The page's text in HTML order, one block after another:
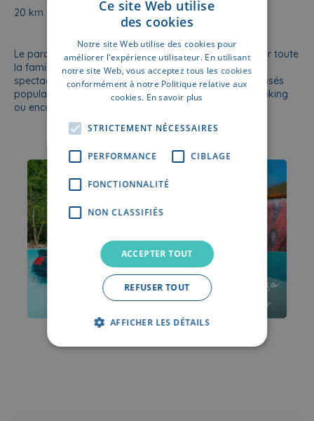
20 km
Le parc propose des attractions et des spectacles pour toute
la famille, des montagnes russes palpitantes et des
spectacles magiques, basés sur les personnages télévisés
populaires tels que Le lutin Plop, Maya l’abeille, Vic le Viking
ou encore le tant aimé des tout petits, Bumba.
FRENCH
Ce site Web utilise
des cookies
Notre site Web utilise des cookies pour
améliorer l'expérience utilisateur. En utilisant
notre site Web, vous acceptez tous les cookies
conformément à notre Politique relative aux
cookies. En savoir plus
STRICTEMENT NÉCESSAIRES
PERFORMANCE CIBLAGE
FONCTIONNALITÉ
NON CLASSIFIÉS
ACCEPTER TOUT
REFUSER TOUT
AFFICHER LES DÉTAILS